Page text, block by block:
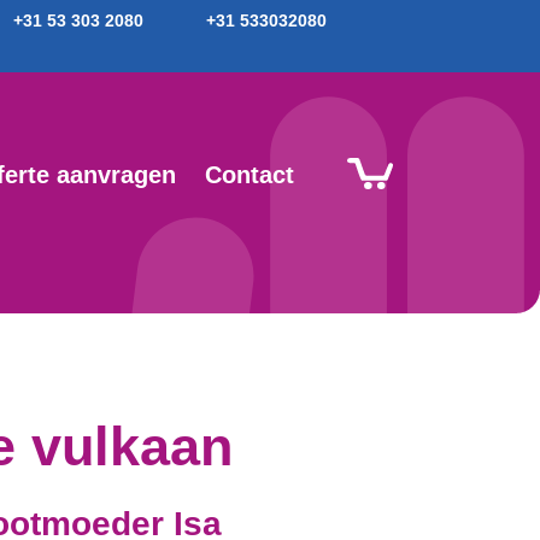
+31 53 303 2080 +31 533032080
aanvragen Contact
vulkaan
Isa